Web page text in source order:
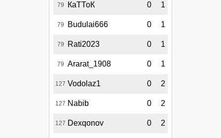
79 КаТТоК 0 1
79 Budulai666 0 1
79 Rati2023 0 1
79 Ararat_1908 0 1
127 Vodolaz1 0 2
127 Nabib 0 2
127 Dexqonov 0 2